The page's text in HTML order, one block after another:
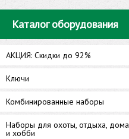
Каталог оборудования
АКЦИЯ: Скидки до 92%
Ключи
Комбинированные наборы
Наборы для охоты, отдыха, дома
и хобби